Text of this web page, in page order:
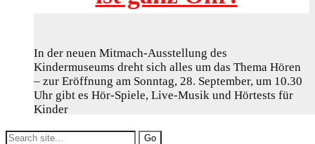
In der neuen Mitmach-Ausstellung des
Kindermuseums dreht sich alles um das Thema Hören
– zur Eröffnung am Sonntag, 28. September, um 10.30
Uhr gibt es Hör-Spiele, Live-Musik und Hörtests für
Kinder
Search